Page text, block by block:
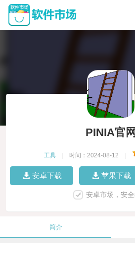
PINIA官网
工具 时间：2024-08-12
安卓下载 苹果下载
安卓市场，安
简介